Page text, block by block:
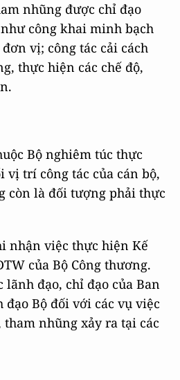
nhũng được chỉ đạo
công khai minh bạch
vị; công tác cải cách
thực hiện các chế độ,
Bộ nghiêm túc thực
vị trí công tác của cán bộ,
còn là đối tượng phải thực
nhận việc thực hiện Kế
của Bộ Công thương.
lãnh đạo, chỉ đạo của Ban
đạo Bộ đối với các vụ việc
nhũng xảy ra tại các